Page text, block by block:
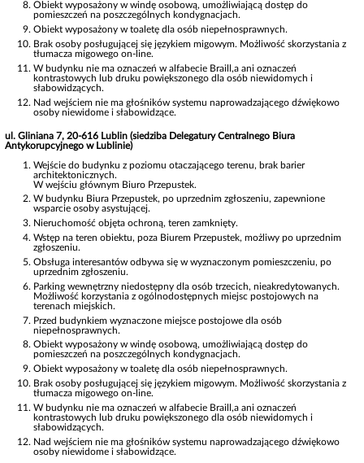
Obiekt wyposażony w windę osobową, umożliwiającą dostęp do
pomieszczeń na poszczególnych kondygnacjach.
Obiekt wyposażony w toaletę dla osób niepełnosprawnych.
Brak osoby posługującej się językiem migowym. Możliwość skorzystania z
tłumacza migowego on-line.
W budynku nie ma oznaczeń w alfabecie Braill,a ani oznaczeń
kontrastowych lub druku powiększonego dla osób niewidomych i
słabowidzących.
Nad wejściem nie ma głośników systemu naprowadzającego dźwiękowo
osoby niewidome i słabowidzące.
ul. Gliniana 7, 20-616 Lublin (siedziba Delegatury Centralnego Biura
Antykorupcyjnego w Lublinie)
Wejście do budynku z poziomu otaczającego terenu, brak barier
architektonicznych.
W wejściu głównym Biuro Przepustek.
W budynku Biura Przepustek, po uprzednim zgłoszeniu, zapewnione
wsparcie osoby asystującej.
Nieruchomość objęta ochroną, teren zamknięty.
Wstęp na teren obiektu, poza Biurem Przepustek, możliwy po uprzednim
zgłoszeniu.
Obsługa interesantów odbywa się w wyznaczonym pomieszczeniu, po
uprzednim zgłoszeniu.
Parking wewnętrzny niedostępny dla osób trzecich, nieakredytowanych.
Możliwość korzystania z ogólnodostępnych miejsc postojowych na
terenach miejskich.
Przed budynkiem wyznaczone miejsce postojowe dla osób
niepełnosprawnych.
Obiekt wyposażony w windę osobową, umożliwiającą dostęp do
pomieszczeń na poszczególnych kondygnacjach.
Obiekt wyposażony w toaletę dla osób niepełnosprawnych.
Brak osoby posługującej się językiem migowym. Możliwość skorzystania z
tłumacza migowego on-line.
W budynku nie ma oznaczeń w alfabecie Braill,a ani oznaczeń
kontrastowych lub druku powiększonego dla osób niewidomych i
słabowidzących.
Nad wejściem nie ma głośników systemu naprowadzającego dźwiękowo
osoby niewidome i słabowidzące.